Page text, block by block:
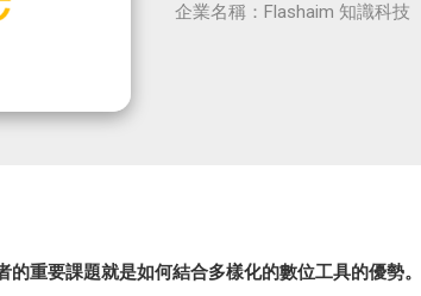
企業名稱：Flashaim 知識科技
重要課題就是如何結合多樣化的數位工具的優勢